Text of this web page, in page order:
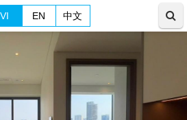
VI EN 中文